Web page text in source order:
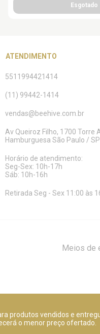
ATENDIMENTO
5511994421414
(11) 99442-1414
vendas@beehive.com.br
Av Queiroz Filho, 1700 Torre
Hamburguesa São Paulo /
Horário de atendimento:
Seg-Sex: 10h-17h
Sáb: 10h-16h
Retirada Seg - Sex 11:00 às
Meios de
produtos vendidos e
o menor preço ofertado.